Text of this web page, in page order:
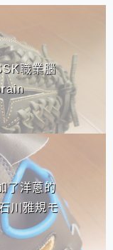
職業腦
了洋蔥的
川雅規モ